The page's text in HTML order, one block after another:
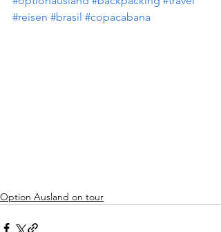
#reisen #brasil #copacabana
Option Ausland on tour